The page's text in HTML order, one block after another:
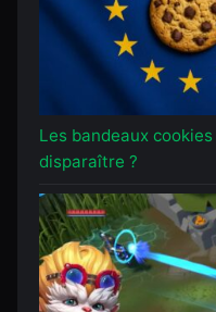
Les bandeaux
disparaître ?